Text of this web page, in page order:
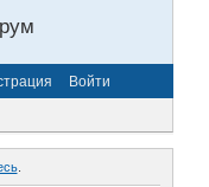
Войти
.